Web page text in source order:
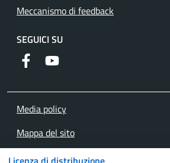
Meccanismo di feedback
SEGUICI SU
FacebookYouTube
Media policy
Mappa del sito
Piano di miglioramento del Sito e dei